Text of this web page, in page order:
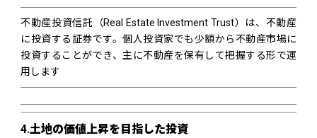
不動産投資信託（Real Estate Investment Trust）は、不動産
に投資する証券です。個人投資家でも少額から不動産市場に
投資することができ、主に不動産を保有して把握する形で運
用します
4.土地の価値上昇を目指した投資